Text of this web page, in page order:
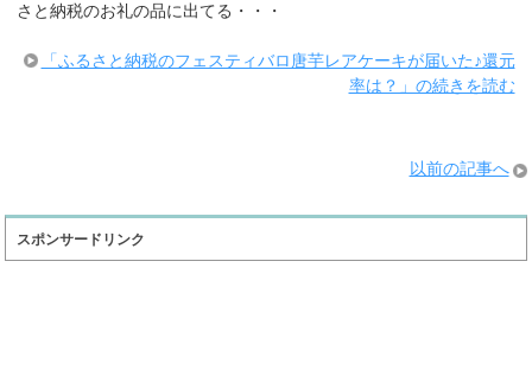
さと納税のお礼の品に出てる・・・
「ふるさと納税のフェスティバロ唐芋レアケーキが届いた♪還元
率は？」の続きを読む
以前の記事へ
スポンサードリンク